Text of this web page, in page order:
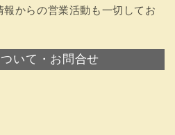
報からの営業活動も一切してお
いて・お問合せ